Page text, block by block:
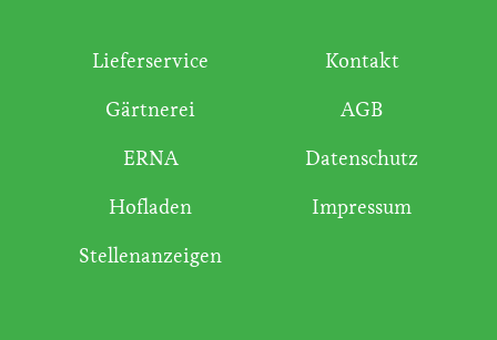
Lieferservice
Gärtnerei
ERNA
Hofladen
Stellenanzeigen
Kontakt
AGB
Datenschutz
Impressum